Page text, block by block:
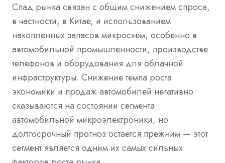
Спад рынка связан с общим снижением спроса,
в частности, в Китае, и использованием
накопленных запасов микросхем, особенно в
автомобильной промышленности, производстве
телефонов и оборудования для облачной
инфраструктуры. Снижение темпа роста
экономики и продаж автомобилей негативно
сказываются на состоянии сегмента
автомобильной микроэлектроники, но
долгосрочный прогноз остается прежним — этот
сегмент является одним их самых сильных